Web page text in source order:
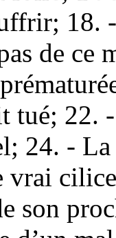
18.
de ce
tué; 22.
24. -
vrai
son